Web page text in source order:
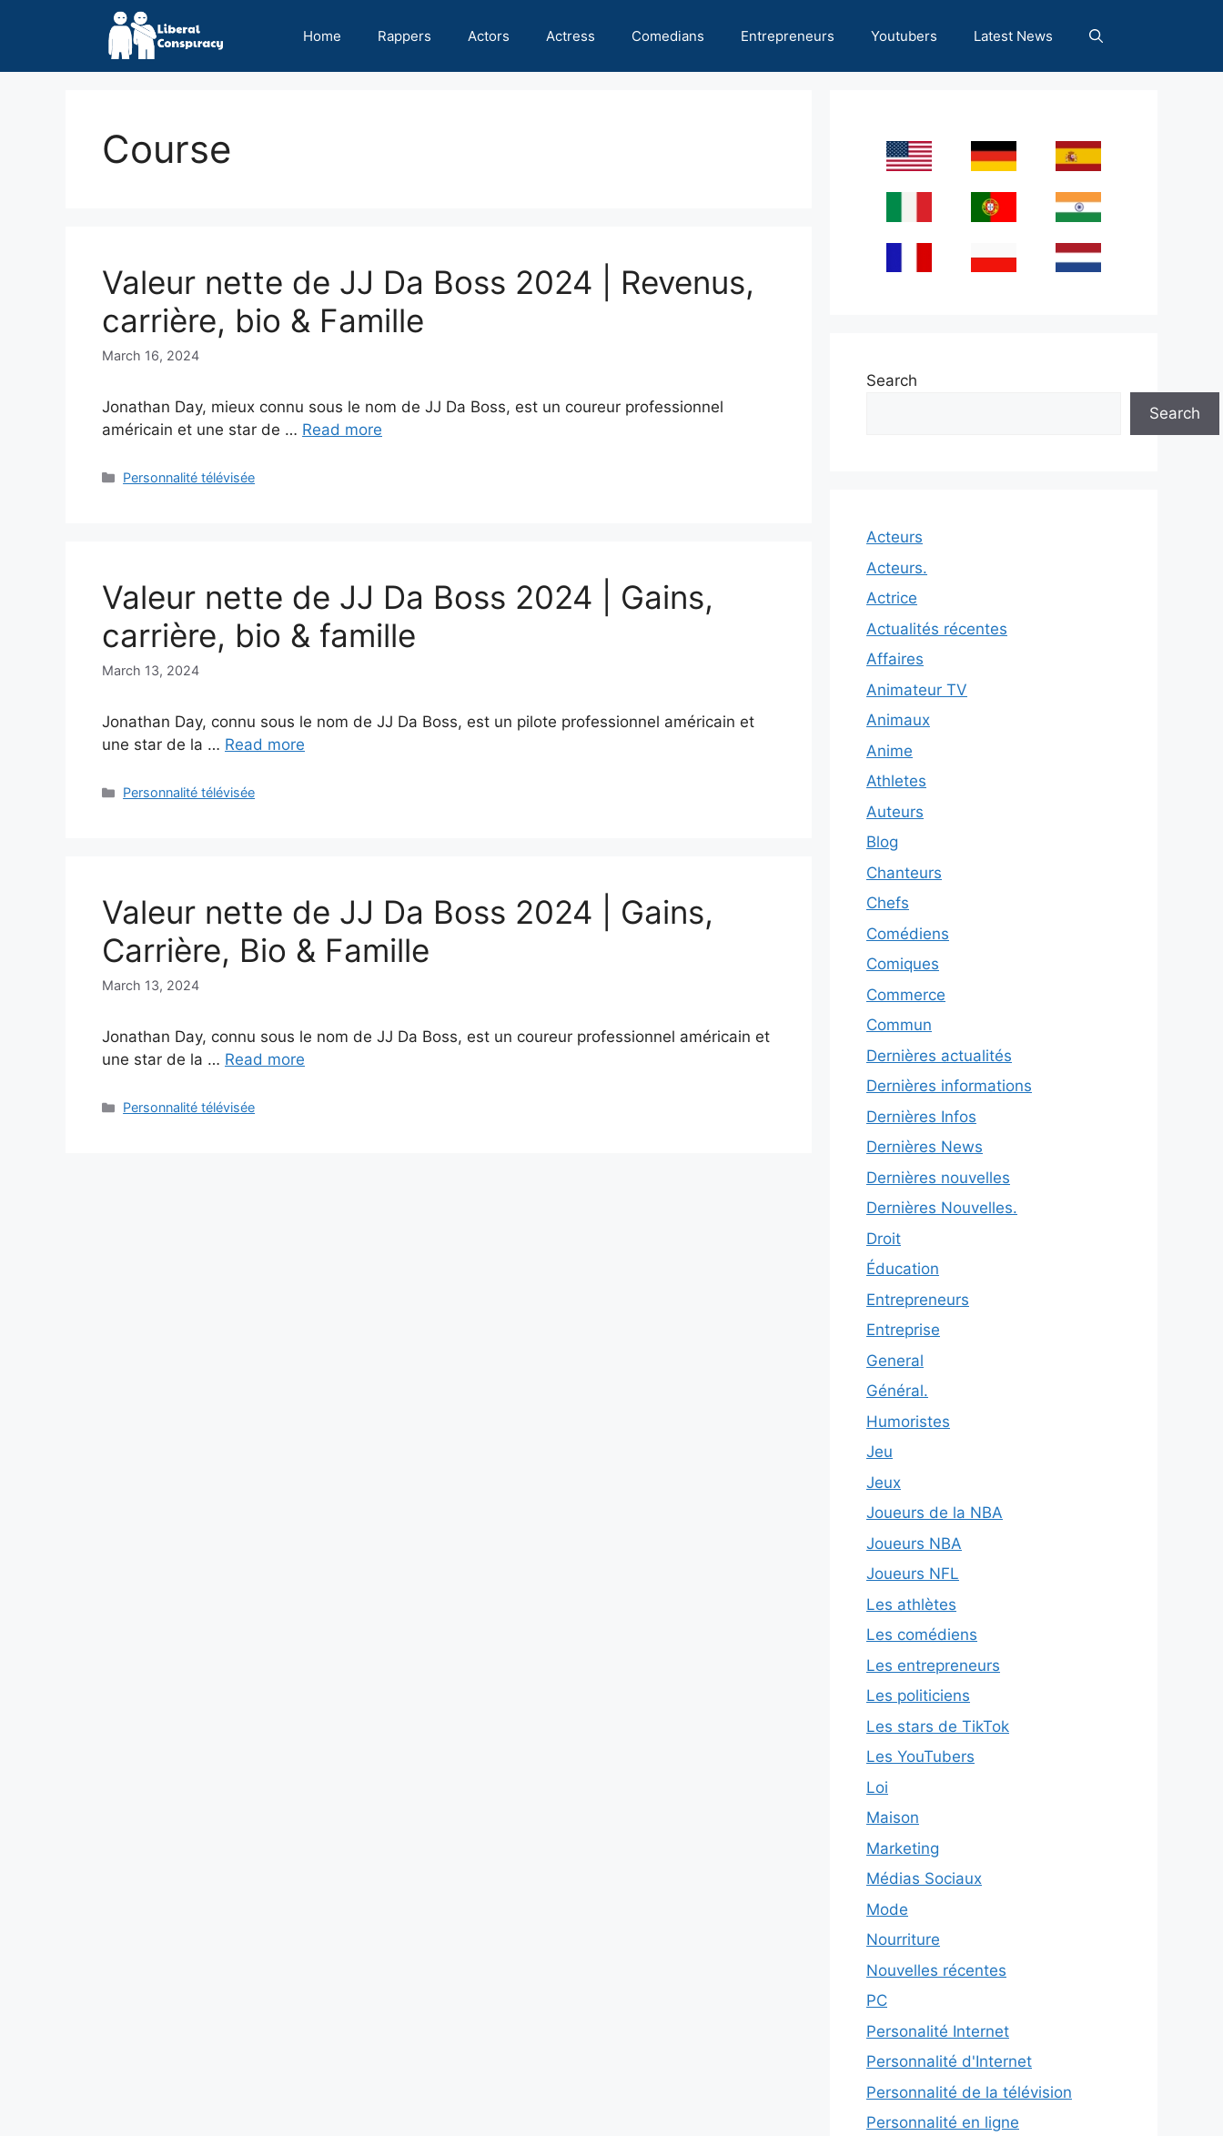
Home Rappers Actors Actress Comedians Entrepreneurs Youtubers Latest News
Course
Valeur nette de JJ Da Boss 2024 | Revenus,
carrière, bio & Famille
March 16, 2024
Jonathan Day, mieux connu sous le nom de JJ Da Boss, est un coureur professionnel
américain et une star de … Read more
Categories
Personnalité télévisée
Valeur nette de JJ Da Boss 2024 | Gains,
carrière, bio & famille
March 13, 2024
Jonathan Day, connu sous le nom de JJ Da Boss, est un pilote professionnel américain et
une star de la … Read more
Categories
Personnalité télévisée
Valeur nette de JJ Da Boss 2024 | Gains,
Carrière, Bio & Famille
March 13, 2024
Jonathan Day, connu sous le nom de JJ Da Boss, est un coureur professionnel américain et
une star de la … Read more
Categories
Personnalité télévisée
Search
Search
Acteurs
Acteurs.
Actrice
Actualités récentes
Affaires
Animateur TV
Animaux
Anime
Athletes
Auteurs
Blog
Chanteurs
Chefs
Comédiens
Comiques
Commerce
Commun
Dernières actualités
Dernières informations
Dernières Infos
Dernières News
Dernières nouvelles
Dernières Nouvelles.
Droit
Éducation
Entrepreneurs
Entreprise
General
Général.
Humoristes
Jeu
Jeux
Joueurs de la NBA
Joueurs NBA
Joueurs NFL
Les athlètes
Les comédiens
Les entrepreneurs
Les politiciens
Les stars de TikTok
Les YouTubers
Loi
Maison
Marketing
Médias Sociaux
Mode
Nourriture
Nouvelles récentes
PC
Personalité Internet
Personnalité d'Internet
Personnalité de la télévision
Personnalité en ligne